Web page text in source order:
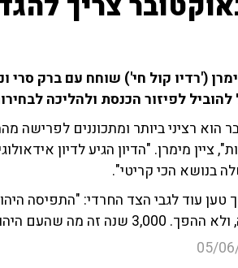
('רדיו קול חי') שוחח עם ברק סרי
להוביל לפיזור הכנסת ולהליכה
הוא רציני ביותר ומתכוננים
ציין מימרן. "הדיון הגיע לדיון
בנושא הכי קריטי".
שנה זה מה שהעם היהודי עשה".
05/